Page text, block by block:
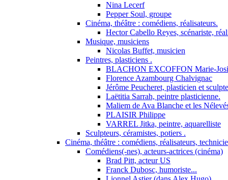
Nina Lecerf
Pepper Soul, groupe
Cinéma, théâtre : comédiens, réalisateurs.
Hector Cabello Reyes, scénariste,
Musique, musiciens
Nicolas Buffet, musicien
Peintres, plasticiens .
BLACHON EXCOFFON Marie-
Florence Azambourg Chalvignac
Jérôme Peucheret, plasticien et
Laëtitia Sarrah, peintre plasticienne.
Maliem de Ava Blanche et les
PLAISIR Philippe
VARREL Jitka, peintre, aquarelliste
Sculpteurs, céramistes, potiers .
Cinéma, théâtre : comédiens, réalisateurs,
Comédiens(-nes), acteurs-actrices (cinéma)
Brad Pitt, acteur US
Franck Dubosc, humoriste...